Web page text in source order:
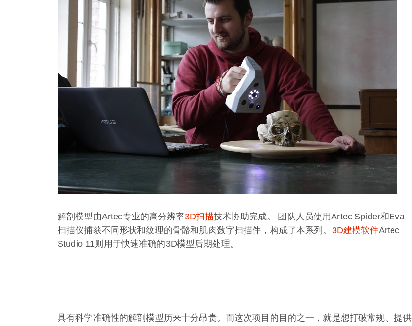
解剖模型由Artec专业的高分辨率3D扫描技术协助完成。 团队人员使用Artec Spider和Eva
扫描仪捕获不同形状和纹理的骨骼和肌肉数字扫描件，构成了本系列。 3D建模软件Artec
Studio 11则用于快速准确的3D模型后期处理。
具有科学准确性的解剖模型历来十分昂贵。而这次项目的目的之一，就是想打破常规、提供